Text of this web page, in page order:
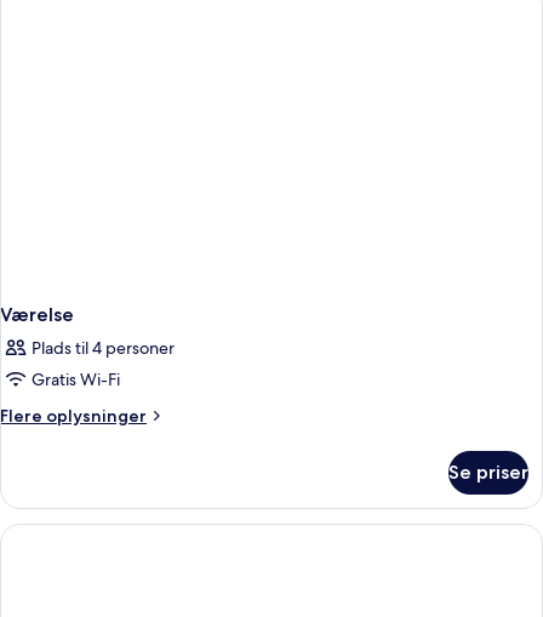
Værelse
Plads til 4 personer
Gratis Wi-Fi
Flere oplysninger
Flere
Se priser